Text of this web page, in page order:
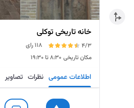
خانه تاریخی توکلی
4/3
118 رای
مکان تاریخی ۸:۳۰ تا ۱۹:۳۰
اطلاعات عمومی نظرات تصاویر